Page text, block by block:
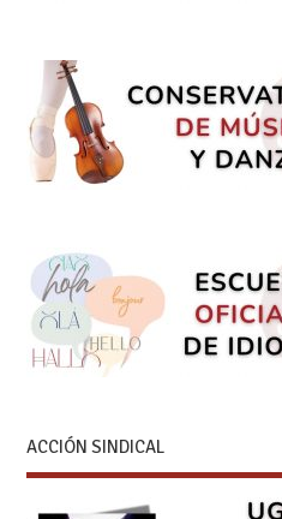
ACCIÓN SINDICAL